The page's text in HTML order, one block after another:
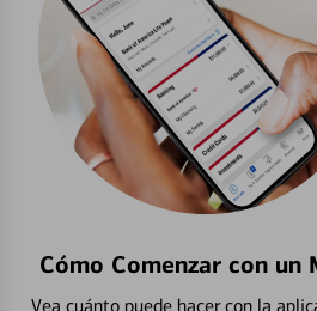
Cómo Comenzar con un
Vea cuánto puede hacer con la